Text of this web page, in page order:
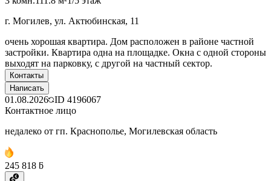
г. Могилев, ул. Актюбинская, 11
очень хорошая квартира. Дом расположен в районе частной
застройки. Квартира одна на площадке. Окна с одной стороны
выходят на парковку, с другой на частный сектор.
Контакты
Написать
01.08.2026 ID 4196067
Контактное лицо
недалеко от гп. Краснополье, Могилевская область
245 818 ƃ